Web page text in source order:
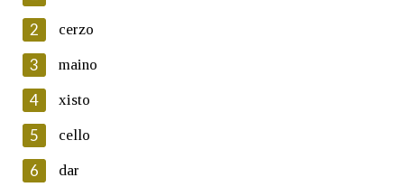
En cumprimento da normativa vixente en materia de
Protección de Datos de Carácter Persoal, a Real Academia
Galega informa a aqueles usuarios que faciliten o seu correo
electrónico, así como calquera outra información de carácter
persoal, que estes datos serán obxecto de tratamento
automatizado de carácter confidencial e incorporados aos seus
ficheiros informáticos. Así mesmo, os usuarios poderán exercer o
2 cerzo
3 maino
4 xisto
5 cello
6 dar